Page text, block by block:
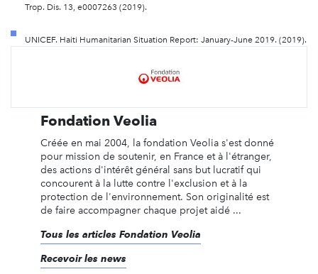
Trop. Dis. 13, e0007263 (2019).
UNICEF. Haiti Humanitarian Situation Report: January-June 2019. (2019).
Fondation Veolia
Créée en mai 2004, la fondation Veolia s'est donné
pour mission de soutenir, en France et à l'étranger,
des actions d'intérêt général sans but lucratif qui
concourent à la lutte contre l'exclusion et à la
protection de l'environnement. Son originalité est
de faire accompagner chaque projet aidé ...
Tous les articles Fondation Veolia
Recevoir les news